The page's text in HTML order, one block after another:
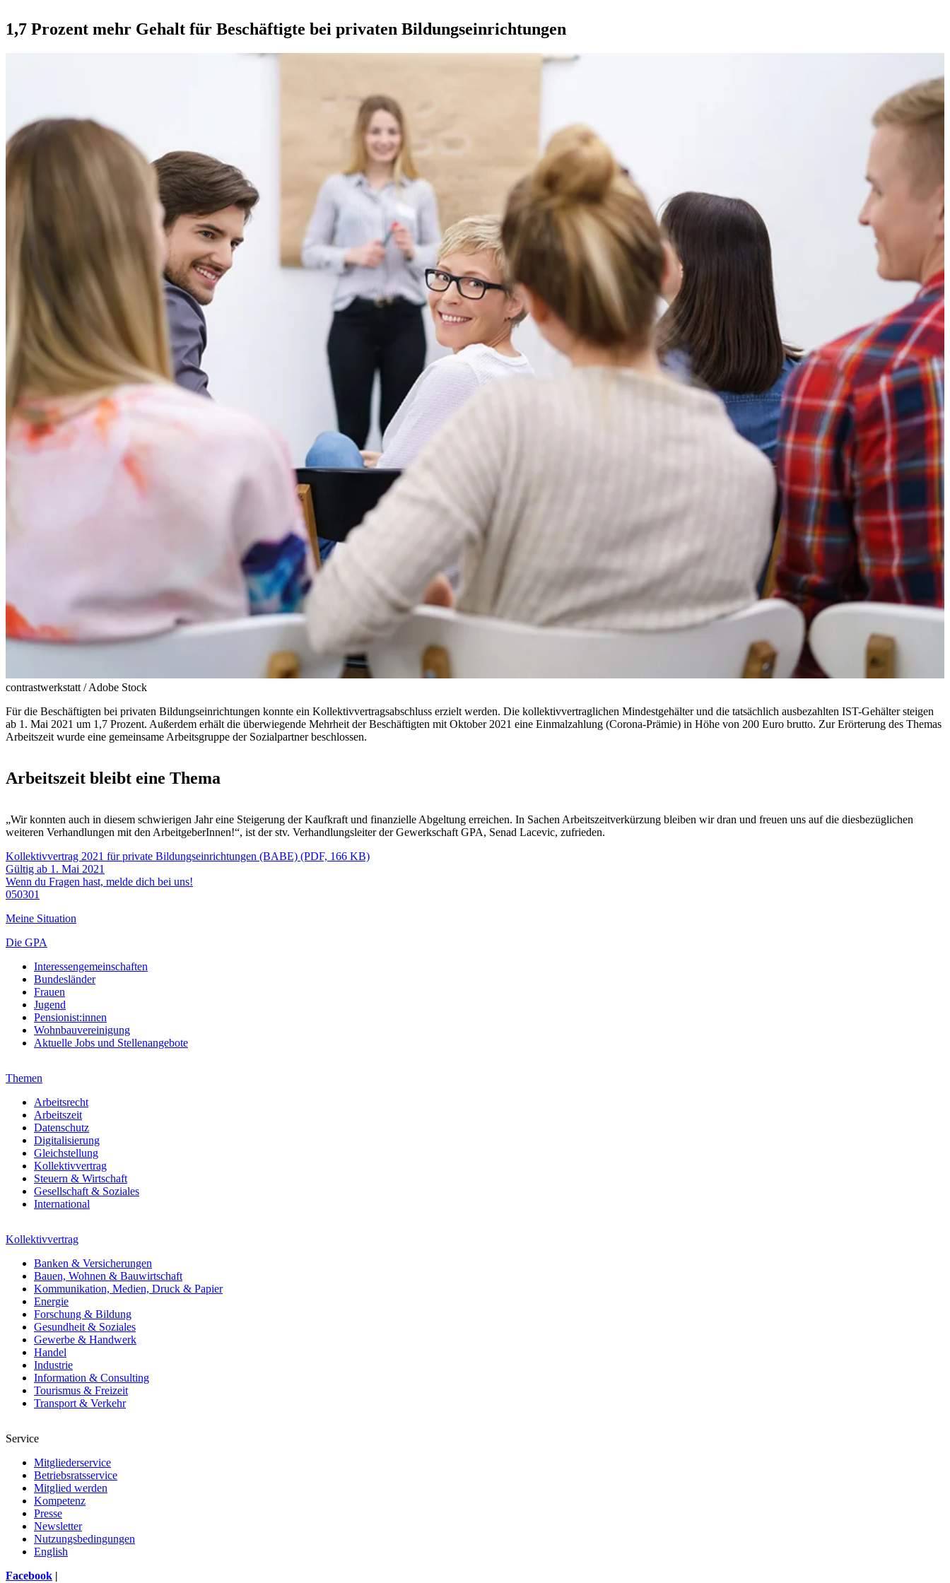
1,7 Prozent mehr Gehalt für Beschäftigte bei privaten Bildungseinrichtungen
contrastwerkstatt / Adobe Stock
Für die Beschäftigten bei privaten Bildungseinrichtungen konnte ein Kollektivvertragsabschluss erzielt werden. Die kollektivvertraglichen Mindestgehälter und die tatsächlich ausbezahlten IST-Gehälter steigen
ab 1. Mai 2021 um 1,7 Prozent. Außerdem erhält die überwiegende Mehrheit der Beschäftigten mit Oktober 2021 eine Einmalzahlung (Corona-Prämie) in Höhe von 200 Euro brutto. Zur Erörterung des Themas
Arbeitszeit wurde eine gemeinsame Arbeitsgruppe der Sozialpartner beschlossen.
Arbeitszeit bleibt eine Thema
„Wir konnten auch in diesem schwierigen Jahr eine Steigerung der Kaufkraft und finanzielle Abgeltung erreichen. In Sachen Arbeitszeitverkürzung bleiben wir dran und freuen uns auf die diesbezüglichen
weiteren Verhandlungen mit den ArbeitgeberInnen!“, ist der stv. Verhandlungsleiter der Gewerkschaft GPA, Senad Lacevic, zufrieden.
Kollektivvertrag 2021 für private Bildungseinrichtungen (BABE) (PDF, 166 KB)
Gültig ab 1. Mai 2021
Wenn du Fragen hast, melde dich bei uns!
050301
Meine Situation
Die GPA
Interessengemeinschaften
Bundesländer
Frauen
Jugend
Pensionist:innen
Wohnbauvereinigung
Aktuelle Jobs und Stellenangebote
Themen
Arbeitsrecht
Arbeitszeit
Datenschutz
Digitalisierung
Gleichstellung
Kollektivvertrag
Steuern & Wirtschaft
Gesellschaft & Soziales
International
Kollektivvertrag
Banken & Versicherungen
Bauen, Wohnen & Bauwirtschaft
Kommunikation, Medien, Druck & Papier
Energie
Forschung & Bildung
Gesundheit & Soziales
Gewerbe & Handwerk
Handel
Industrie
Information & Consulting
Tourismus & Freizeit
Transport & Verkehr
Service
Mitgliederservice
Betriebsratsservice
Mitglied werden
Kompetenz
Presse
Newsletter
Nutzungsbedingungen
English
Facebook |